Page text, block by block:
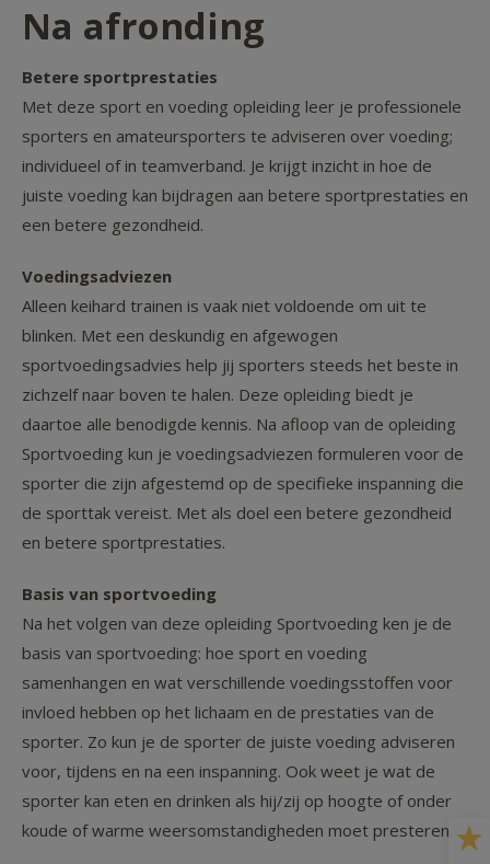
Na afronding
Betere sportprestaties
Met deze sport en voeding opleiding leer je professionele
sporters en amateursporters te adviseren over voeding;
individueel of in teamverband. Je krijgt inzicht in hoe de
juiste voeding kan bijdragen aan betere sportprestaties en
een betere gezondheid.
Voedingsadviezen
Alleen keihard trainen is vaak niet voldoende om uit te
blinken. Met een deskundig en afgewogen
sportvoedingsadvies help jij sporters steeds het beste in
zichzelf naar boven te halen. Deze opleiding biedt je
daartoe alle benodigde kennis. Na afloop van de opleiding
Sportvoeding kun je voedingsadviezen formuleren voor de
sporter die zijn afgestemd op de specifieke inspanning die
de sporttak vereist. Met als doel een betere gezondheid
en betere sportprestaties.
Basis van sportvoeding
Na het volgen van deze opleiding Sportvoeding ken je de
basis van sportvoeding: hoe sport en voeding
samenhangen en wat verschillende voedingsstoffen voor
invloed hebben op het lichaam en de prestaties van de
sporter. Zo kun je de sporter de juiste voeding adviseren
voor, tijdens en na een inspanning. Ook weet je wat de
sporter kan eten en drinken als hij/zij op hoogte of onder
koude of warme weersomstandigheden moet presteren.